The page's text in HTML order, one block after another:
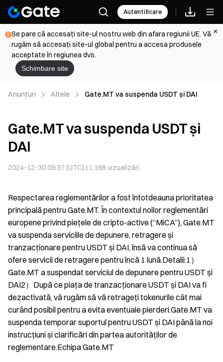
Autentificare
Se pare că accesați site-ul nostru web din afara regiunii UE. Vă
rugăm să accesați site-ul global pentru a accesa produsele
acceptate în regiunea dvs.
Schimbare site
Anunțuri Altele Gate.MT va suspenda USDT și DAI
Gate.MT va suspenda USDT și
DAI
2024-12-30 09:37 (UTC) 11,168 vizualizări
Respectarea reglementărilor a fost întotdeauna prioritatea
principală pentru Gate.MT. În contextul noilor reglementări
europene privind piețele de cripto-active (“MiCA”), Gate.MT
va suspenda serviciile de depunere, retragere și
tranzacționare pentru USDT și DAI, însă va continua să
ofere servicii de retragere pentru încă 1 lună.Detalii:1）
Gate.MT a suspendat serviciul de depunere pentru USDT și
DAI2）După ce piața de tranzacționare USDT și DAI va fi
dezactivată, vă rugăm să vă retrageți tokenurile cât mai
curând posibil pentru a evita eventuale pierderi.Gate.MT va
suspenda temporar suportul pentru USDT și DAI până la noi
instrucțiuni și clarificări din partea autorităților de
reglementare.Echipa Gate.MT